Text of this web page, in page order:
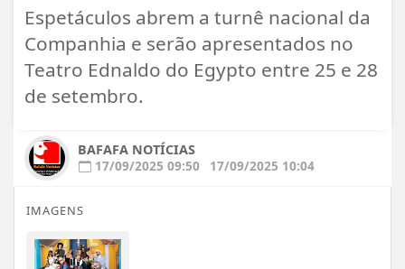
Espetáculos abrem a turnê nacional da
Companhia e serão apresentados no
Teatro Ednaldo do Egypto entre 25 e 28
de setembro.
BAFAFA NOTÍCIAS
17/09/2025 09:50
17/09/2025 10:04
IMAGENS